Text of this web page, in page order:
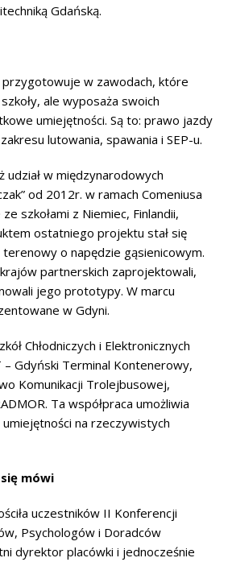
Gdańską.
przygotowuje w zawodach, które
ale wyposaża swoich
umiejętności. Są to: prawo jazdy
lutowania, spawania i SEP-u.
udział w międzynarodowych
od 2012r. w ramach Comeniusa
szkołami z Niemiec, Finlandii,
ostatniego projektu stał się
o napędzie gąsienicowym.
partnerskich zaprojektowali,
jego prototypy. W marcu
w Gdyni.
Chłodniczych i Elektronicznych
– Gdyński Terminal Kontenerowy,
Komunikacji Trolejbusowej,
Ta współpraca umożliwia
na rzeczywistych
mówi
uczestników II Konferencji
Psychologów i Doradców
dyrektor placówki i jednocześnie